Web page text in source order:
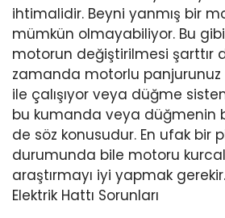
ihtimalidir. Beyni yanmış bir
mümkün olmayabiliyor. Bu
motorun değiştirilmesi şarttır
zamanda motorlu
ile çalışıyor veya düğme
bu kumanda veya düğmenin
de söz konusudur. En ufak bir
durumunda bile motoru
araştırmayı iyi yapmak gerekir.
Elektrik Hattı Sorunları